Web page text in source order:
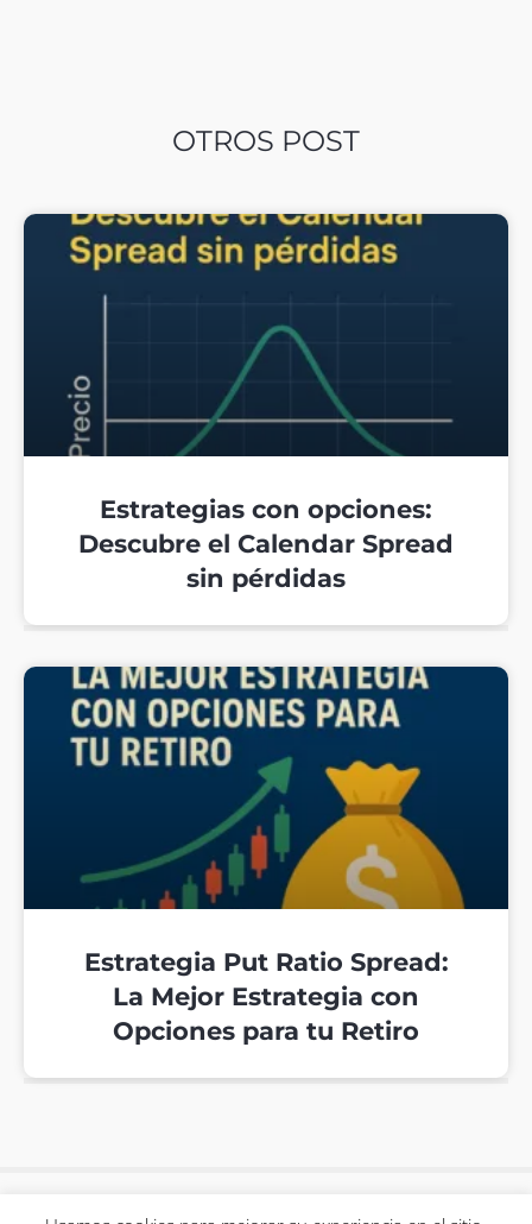
OTROS POST
Estrategias con opciones:
Descubre el Calendar Spread
sin pérdidas
Estrategia Put Ratio Spread:
La Mejor Estrategia con
Opciones para tu Retiro